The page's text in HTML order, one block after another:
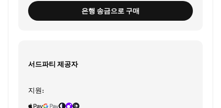
은행 송금으로 구매
서드파티 제공자
지원: